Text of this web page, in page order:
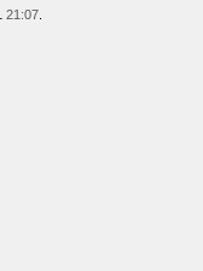
21:07.